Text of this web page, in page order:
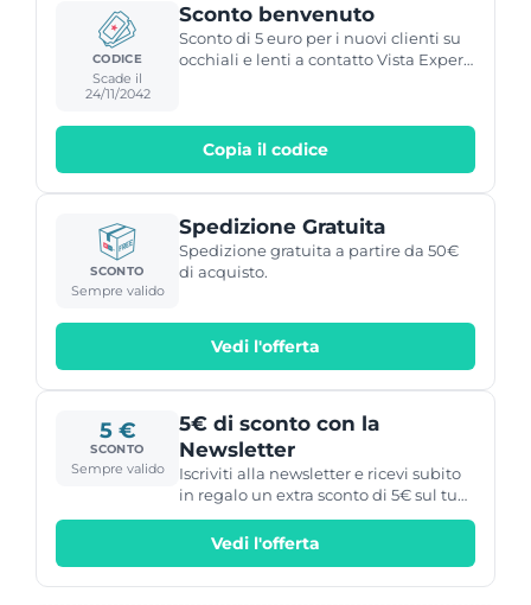
CODICE
Scade il
24/11/2042
Sconto benvenuto
Sconto di 5 euro per i nuovi clienti su
occhiali e lenti a contatto Vista Expert
Copia il codice
SCONTO
Sempre valido
Spedizione Gratuita
Spedizione gratuita a partire da 50€
di acquisto.
Vedi l'offerta
5 €
SCONTO
Sempre valido
5€ di sconto con la
Newsletter
Iscriviti alla newsletter e ricevi subito
in regalo un extra sconto di 5€ sul tuo
prossimo ordine.
Vedi l'offerta